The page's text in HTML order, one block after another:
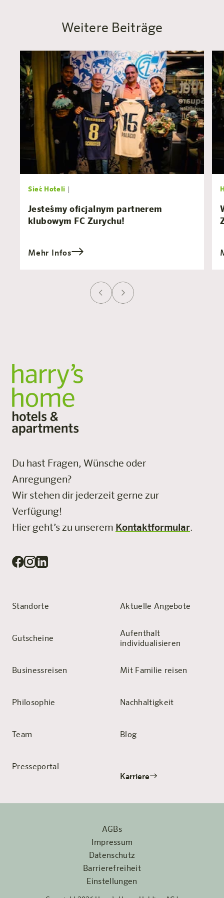
Weitere Beiträge
Sieć Hoteli
Jesteśmy oficjalnym partnerem
klubowym FC Zurychu!
Mehr Infos
Du hast Fragen, Wünsche oder
Anregungen?
Wir stehen dir jederzeit gerne zur
Verfügung!
Hier geht’s zu unserem Kontaktformular.
Standorte Aktuelle Angebote
Gutscheine
Aufenthalt
individualisieren
Businessreisen Mit Familie reisen
Philosophie Nachhaltigkeit
Team Blog
Presseportal
Karriere
AGBs
Impressum
Datenschutz
Barrierefreiheit
Einstellungen